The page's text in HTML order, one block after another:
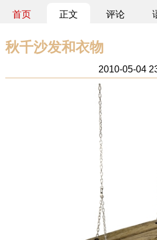
首页 正文 评论
秋千沙发和衣物
2010-05-04